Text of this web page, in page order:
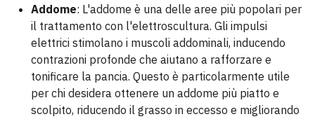
Addome: L'addome è una delle aree più popolari per
il trattamento con l'elettroscultura. Gli impulsi
elettrici stimolano i muscoli addominali, inducendo
contrazioni profonde che aiutano a rafforzare e
tonificare la pancia. Questo è particolarmente utile
per chi desidera ottenere un addome più piatto e
scolpito, riducendo il grasso in eccesso e migliorando